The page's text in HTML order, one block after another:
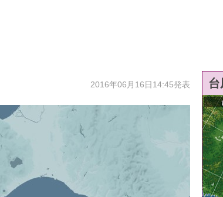
2016年06月16日14:45発表